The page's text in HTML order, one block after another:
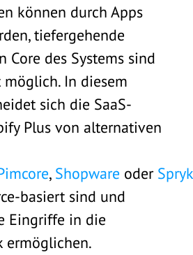
können durch Apps
tiefergehende
Core des Systems sind
In diesem
sich die SaaS-
Plus von alternativen
, Shopware oder
basiert sind und
Eingriffe in die
ermöglichen.